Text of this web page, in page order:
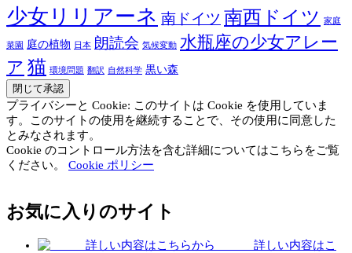
少女リリアーネ 南ドイツ 南西ドイツ 家庭
菜園 庭の植物 日本 朗読会 気候変動 水瓶座の少女アレー
ア 猫 環境問題 翻訳 自然科学 黒い森
プライバシーと Cookie: このサイトは Cookie を使用していま
す。このサイトの使用を継続することで、その使用に同意した
とみなされます。
Cookie のコントロール方法を含む詳細についてはこちらをご覧
ください。 Cookie ポリシー
お気に入りのサイト
詳しい内容はこ